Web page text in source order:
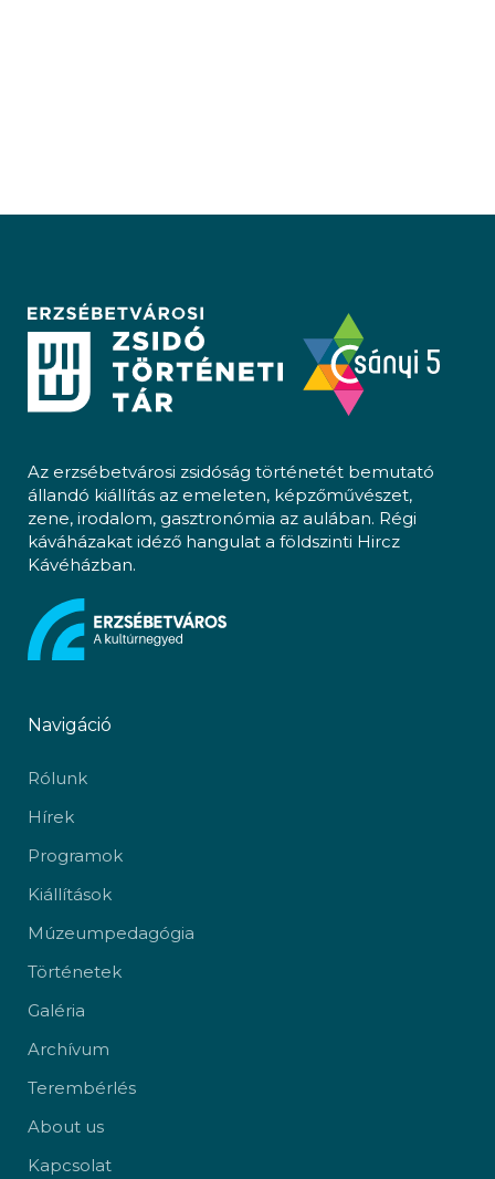
Az erzsébetvárosi zsidóság történetét bemutató
állandó kiállítás az emeleten, képzőművészet,
zene, irodalom, gasztronómia az aulában. Régi
káváházakat idéző hangulat a földszinti Hircz
Kávéházban.
Navigáció
Rólunk
Hírek
Programok
Kiállítások
Múzeumpedagógia
Történetek
Galéria
Archívum
Terembérlés
About us
Kapcsolat